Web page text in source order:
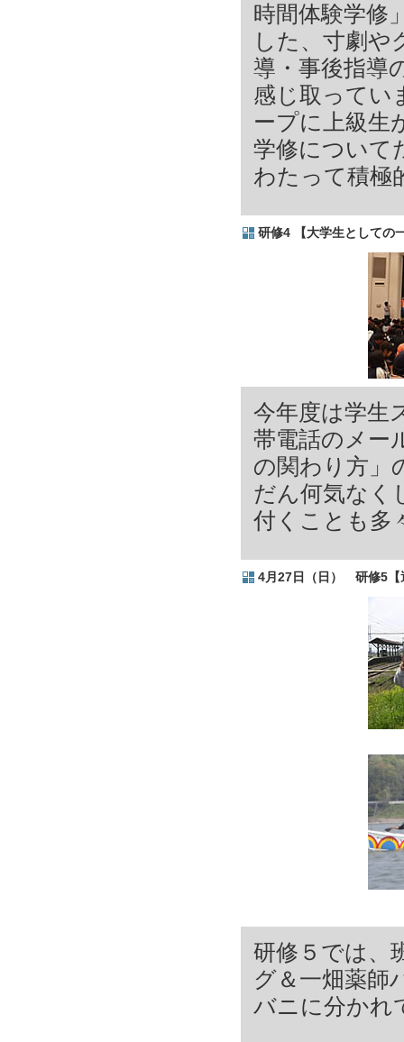
時間体験学修
した、寸劇や
導・事後指導
感じ取ってい
ープに上級生
学修について
わたって積極
研修4 【大学生としての
今年度は学生
帯電話のメー
の関わり方」
だん何気なく
付くことも多
4月27日（日） 研修5【
研修５では、
グ＆一畑薬師
バニに分かれ